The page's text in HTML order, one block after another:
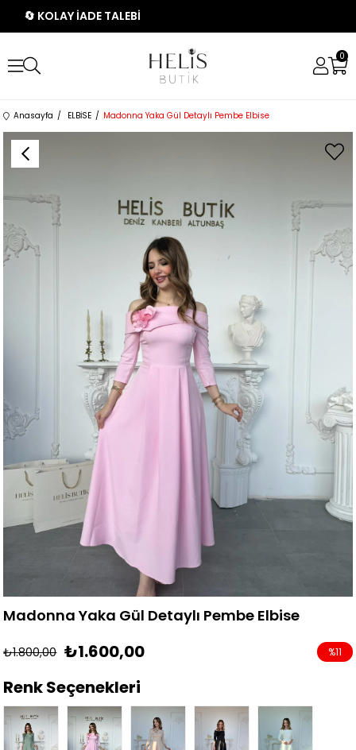
🔄 KOLAY İADE TALEBİ
0
Anasayfa ELBİSE Madonna Yaka Gül Detaylı Pembe Elbise
Madonna Yaka Gül Detaylı Pembe Elbise
₺1.800,00 ₺1.600,00 %11
Renk Seçenekleri